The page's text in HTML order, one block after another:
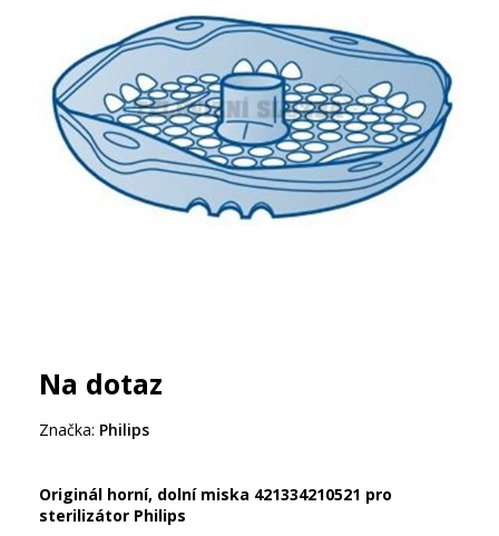
Na dotaz
Značka: Philips
Originál horní, dolní miska 421334210521 pro
sterilizátor Philips